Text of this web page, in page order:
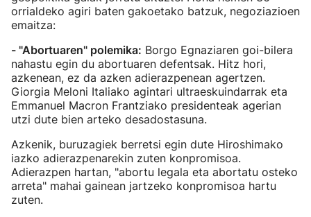
orrialdeko agiri baten gakoetako batzuk, negoziazioen
emaitza:
- "Abortuaren" polemika: Borgo Egnaziaren goi-bilera
nahastu egin du abortuaren defentsak. Hitz hori,
azkenean, ez da azken adierazpenean agertzen.
Giorgia Meloni Italiako agintari ultraeskuindarrak eta
Emmanuel Macron Frantziako presidenteak agerian
utzi dute bien arteko desadostasuna.
Azkenik, buruzagiek berretsi egin dute Hiroshimako
iazko adierazpenarekin zuten konpromisoa.
Adierazpen hartan, "abortu legala eta abortatu osteko
arreta" mahai gainean jartzeko konpromisoa hartu
zuten.